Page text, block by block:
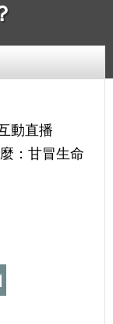
動直播
：甘冒生命